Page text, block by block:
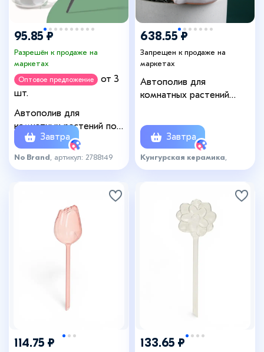
95.85 ₽
Разрешён к продаже на
маркетах
Оптовое предложение
от 3
шт.
Автополив для
комнатных растений под
бутылку, регулируемый,
серый, из пластика,
высота 16 см, 4 шт.
Завтра
No Brand , артикул: 2788149
638.55 ₽
Запрещен к продаже на
маркетах
Автополив для
комнатных растений
Завтра
Кунгурская керамика
артикул: 6671667
114.75 ₽ 133.65 ₽